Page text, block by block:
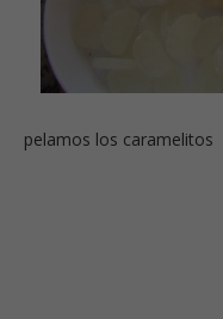
pelamos los caramelitos